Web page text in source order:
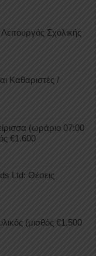
Σχολικής
Καθαριστές /
(ωράριο 07:00
€1.600
Ltd: Θέσεις
(μισθός €1.500